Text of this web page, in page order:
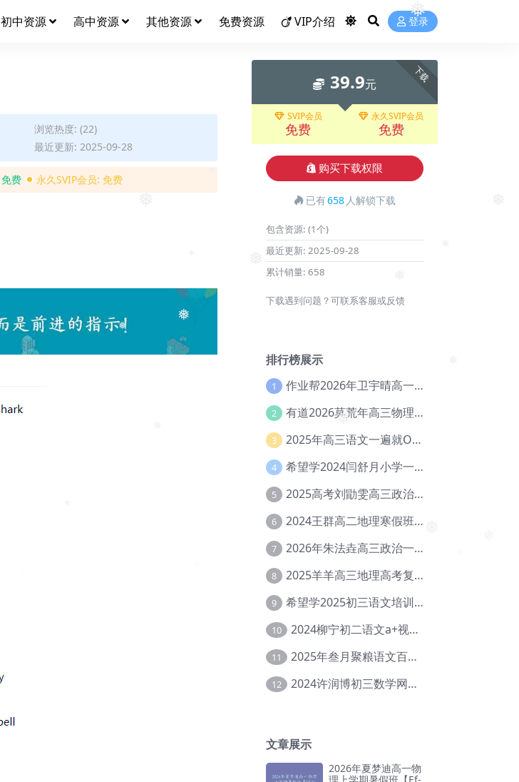
❅
❅
❅
❅
❅
初中资源 高中资源 其他资源 免费资源 VIP介绍 登录
浏览热度: (22)
最近更新: 2025-09-28
免费 永久SVIP会员: 免费
下载
39.9元
SVIP会员
免费
永久SVIP会员
免费
购买下载权限
已有658 人解锁下载
包含资源: (1个)
最近更新: 2025-09-28
累计销量: 658
下载遇到问题？可联系客服或反馈
排行榜展示
1 作业帮2026年卫宇晴高一英语s上学期暑假班【冲顶班】【Ec-003】
2 有道2026莫荒年高三物理一轮复习暑假班网课教程【Ef-044】
3 2025年高三语文一遍就OK高中语文体系课【Ea-028】
4 希望学2024闫舒月小学一年级英语视频教程+讲义【Cc-004】
5 2025高考刘勖雯高三政治三轮复习网课教程【Eh-061】
6 2024王群高二地理寒假班教程【Ei-075】
7 2026年朱法垚高三政治一轮复习暑假班【Eh-041】
8 2025羊羊高三地理高考复习视频教程+讲义【Ei-051】
9 希望学2025初三语文培训班秋上A+班（秋上·全国版·A+）【Da-031】
10 2024柳宁初二语文a+视频教程+课堂笔记+讲义（暑假班+秋季班）【Da-003】
11 2025年叁月聚粮语文百日冲刺｜荡平玄学诅咒【Ea-001】
12 2024许润博初三数学网课教程寒假班【Db-010】
文章展示
2026年夏梦迪高一物
理上学期暑假班【Ef-